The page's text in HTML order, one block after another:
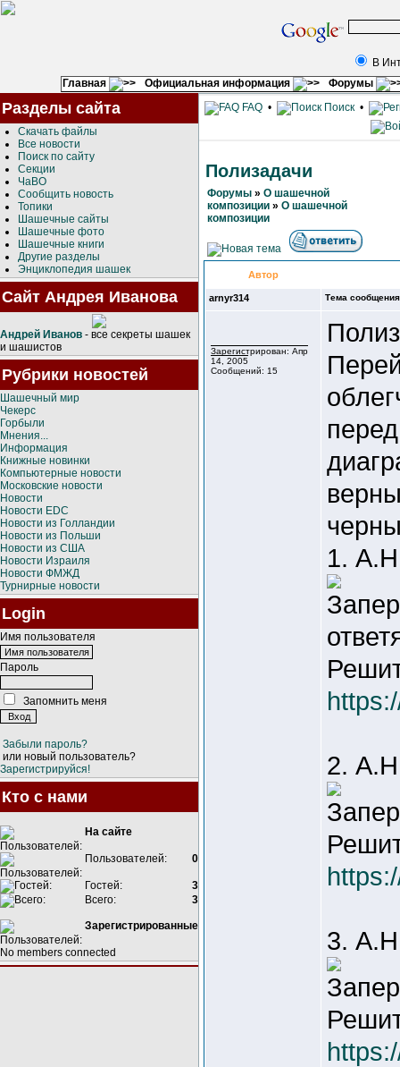
В
Главная
Официальная информация Форумы
Разделы сайта
Скачать файлы
Все новости
Поиск по сайту
Секции
ЧаВО
Сообщить новость
Топики
Шашечные сайты
Шашечные фото
Шашечные книги
Другие разделы
Энциклопедия шашек
Сайт Андрея Иванова
Андрей Иванов - все секреты шашек
и шашистов
Рубрики новостей
Шашечный мир
Чекерс
Горбыли
Мнения...
Информация
Книжные новинки
Компьютерные новости
Московские новости
Новости
Новости EDC
Новости из Голландии
Новости из Польши
Новости из США
Новости Израиля
Новости ФМЖД
Турнирные новости
Login
Имя пользователя
Пароль
Запомнить меня
Забыли пароль?
или новый пользователь?
Зарегистрируйся!
Кто с нами
На сайте
Пользователей: 0
Гостей:
3
Всего:
3
Зарегистрированные
No members connected
FAQ • Поиск •
Полизадачи
Форумы » О шашечной
композиции » О шашечной
композиции
Автор
arnyr314 Тема
Зарегистрирован: Апр
14, 2005
Сообщений: 15
1.
2.
3.